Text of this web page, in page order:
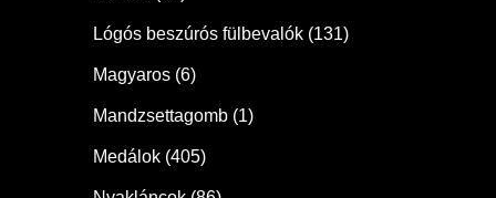
Lógós beszúrós fülbevalók (131)
Magyaros (6)
Mandzsettagomb (1)
Medálok (405)